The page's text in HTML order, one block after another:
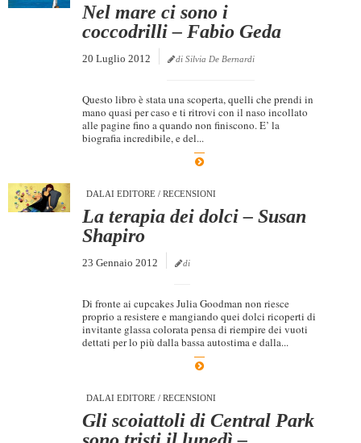
Nel mare ci sono i
coccodrilli – Fabio Geda
20 Luglio 2012 di Silvia De Bernardi
Questo libro è stata una scoperta, quelli che prendi in
mano quasi per caso e ti ritrovi con il naso incollato
alle pagine fino a quando non finiscono. E’ la
biografia incredibile, e del...
DALAI EDITORE/ RECENSIONI
La terapia dei dolci – Susan
Shapiro
23 Gennaio 2012 di
Di fronte ai cupcakes Julia Goodman non riesce
proprio a resistere e mangiando quei dolci ricoperti di
invitante glassa colorata pensa di riempire dei vuoti
dettati per lo più dalla bassa autostima e dalla...
DALAI EDITORE/ RECENSIONI
Gli scoiattoli di Central Park